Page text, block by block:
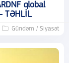
qlobal
TƏHLİL
Gündəm / Siyasət